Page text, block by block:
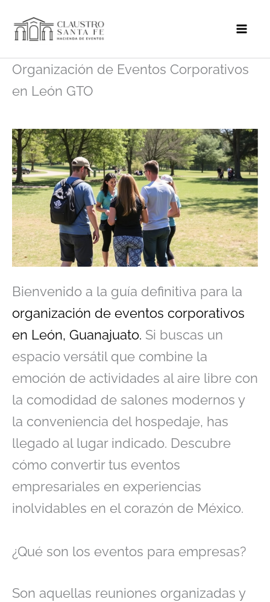
Organización de Eventos Corporativos
en León GTO
Bienvenido a la guía definitiva para la
organización de eventos corporativos
en León, Guanajuato. Si buscas un
espacio versátil que combine la
emoción de actividades al aire libre con
la comodidad de salones modernos y
la conveniencia del hospedaje, has
llegado al lugar indicado. Descubre
cómo convertir tus eventos
empresariales en experiencias
inolvidables en el corazón de México.
¿Qué son los eventos para empresas?
Son aquellas reuniones organizadas y